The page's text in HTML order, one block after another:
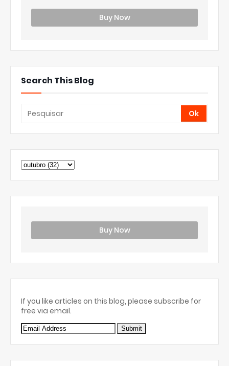
Buy Now
Search This Blog
Buy Now
If you like articles on this blog, please subscribe for
free via email.